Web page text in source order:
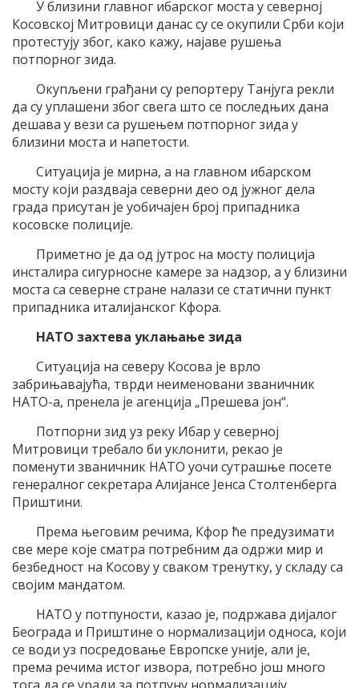
У близини главног ибарског моста у северној
Косовској Митровици данас су се окупили Срби који
протестују због, како кажу, најаве рушења
потпорног зида.
Окупљени грађани су репортеру Танјуга рекли
да су уплашени због свега што се последњих дана
дешава у вези са рушењем потпорног зида у
близини моста и напетости.
Ситуација је мирна, а на главном ибарском
мосту који раздваја северни део од јужног дела
града присутан је уобичајен број припадника
косовске полиције.
Приметно је да од јутрос на мосту полиција
инсталира сигурносне камере за надзор, а у близини
моста са северне стране налази се статични пункт
припадника италијанског Кфора.
НАТО захтева уклањање зида
Ситуација на северу Косова је врло
забрињавајућа, тврди неименовани званичник
НАТО-а, пренела је агенција „Прешева јон“.
Потпорни зид уз реку Ибар у северној
Митровици требало би уклонити, рекао је
поменути званичник НАТО уочи сутрашње посете
генералног секретара Алијансе Јенса Столтенберга
Приштини.
Према његовим речима, Кфор ће предузимати
све мере које сматра потребним да одржи мир и
безбедност на Косову у сваком тренутку, у складу са
својим мандатом.
НАТО у потпуности, казао је, подржава дијалог
Београда и Приштине о нормализацији односа, који
се води уз посредовање Европске уније, али је,
према речима истог извора, потребно још много